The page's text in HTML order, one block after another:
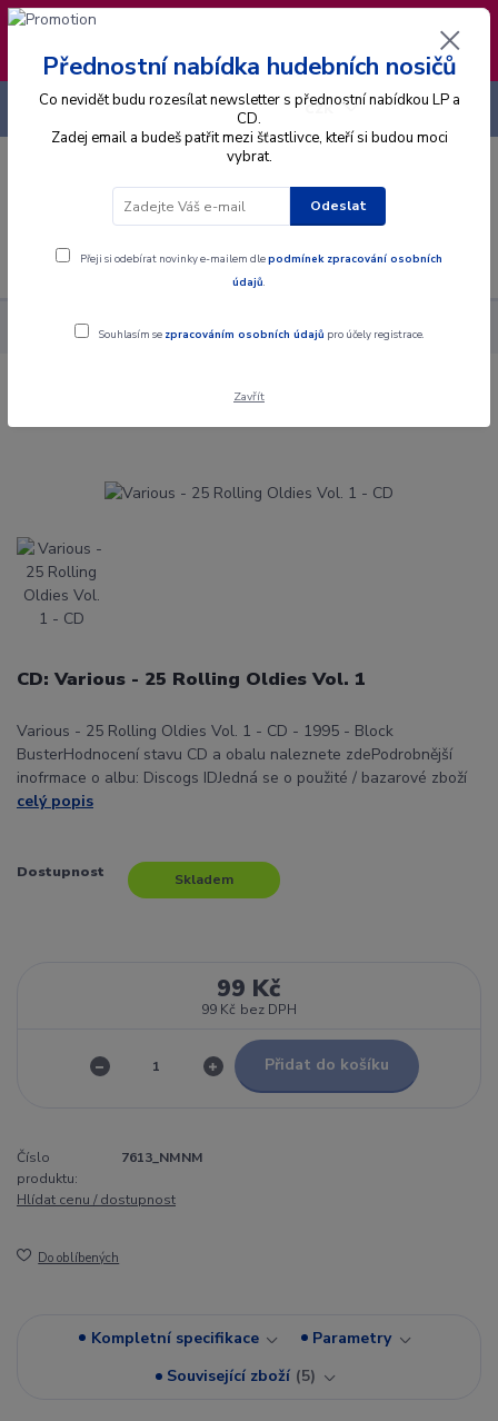
❣️ Od 4.8. do 13.8. čerpám dovolenou. Datum
expedice objednávek se posouvá na pátek
14.8.2026 🐋
Menu
CZK
+420 725 736 293
Alba CD Various - 25 Rolling Oldies Vol. 1 - CD
Various - 25 Rolling Oldies Vol. 1 - CD
CD: Various - 25 Rolling Oldies Vol. 1
Various - 25 Rolling Oldies Vol. 1 - CD - 1995 - Block
BusterHodnocení stavu CD a obalu naleznete zdePodrobnější
inofrmace o albu: Discogs IDJedná se o použité / bazarové zboží
celý popis
Dostupnost Skladem
99 Kč
99 Kč bez DPH
Přidat do košíku
Číslo
produktu:
7613_NMNM
Hlídat cenu / dostupnost
Do oblíbených
Kompletní specifikace
Parametry
Související zboží 5
Přednostní nabídka hudebních nosičů
Co nevidět budu rozesílat newsletter s přednostní nabídkou LP a
CD.
Zadej email a budeš patřit mezi šťastlivce, kteří si budou moci
vybrat.
Odeslat
Přeji si odebírat novinky e-mailem dlepodmínek zpracování osobních
údajů.
Souhlasím se zpracováním osobních údajů pro účely registrace.
Zavřít